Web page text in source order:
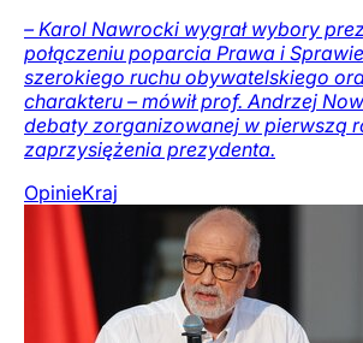
– Karol Nawrocki wygrał wybory
połączeniu poparcia Prawa i
szerokiego ruchu obywatelskiego
charakteru – mówił prof. Andrzej
debaty zorganizowanej w pierwszą
zaprzysiężenia prezydenta.
OpinieKraj